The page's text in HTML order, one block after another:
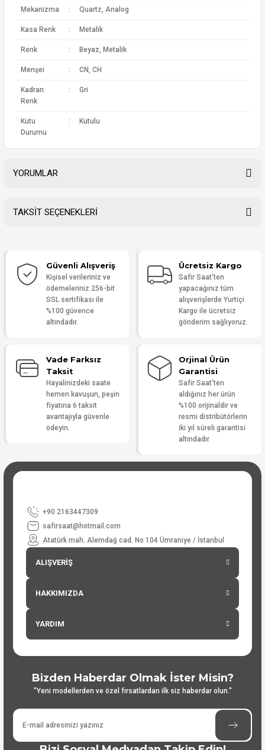
Mekanizma : Quartz, Analog
Kasa Renk : Metalik
Renk : Beyaz, Metalik
Menşei : CN, CH
Kadran
Renk
: Gri
Kutu
Durumu
: Kutulu
YORUMLAR
Yorum Yaz
TAKSİT SEÇENEKLERİ
Güvenli Alışveriş
Kişisel verileriniz ve
ödemeleriniz 256-bit
SSL sertifikası ile
%100 güvence
altındadır.
Ücretsiz Kargo
Safir Saat'ten
yapacağınız tüm
alışverişlerde Yurtiçi
Kargo ile ücretsiz
gönderim sağlıyoruz.
Vade Farksız
Taksit
Hayalinizdeki saate
hemen kavuşun, peşin
fiyatına 6 taksit
avantajıyla güvenle
ödeyin.
Orjinal Ürün
Garantisi
Safir Saat'ten
aldığınız her ürün
%100 orijinaldir ve
resmi distribütörlerin
iki yıl süreli garantisi
altındadır
+90 2163447309
safirsaat@hotmail.com
Atatürk mah. Alemdağ cad. No 104 Ümraniye / İstanbul
ALIŞVERİŞ
HAKKIMIZDA
YARDIM
Bizden Haberdar Olmak İster Misin?
"Yeni modellerden ve özel fırsatlardan ilk siz haberdar olun."